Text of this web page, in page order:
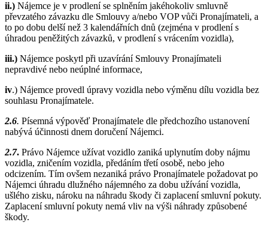
ii.) Nájemce je v prodlení se splněním jakéhokoliv smluvně
převzatého závazku dle Smlouvy a/nebo VOP vůči Pronajímateli, a
to po dobu delší než 3 kalendářních dnů (zejména v prodlení s
úhradou peněžitých závazků, v prodlení s vrácením vozidla),
iii.) Nájemce poskytl při uzavírání Smlouvy Pronajímateli
nepravdivé nebo neúplné informace,
iv.) Nájemce provedl úpravy vozidla nebo výměnu dílu vozidla bez
souhlasu Pronajímatele.
2.6. Písemná výpověď Pronajímatele dle předchozího ustanovení
nabývá účinnosti dnem doručení Nájemci.
2.7. Právo Nájemce užívat vozidlo zaniká uplynutím doby nájmu
vozidla, zničením vozidla, předáním třetí osobě, nebo jeho
odcizením. Tím ovšem nezaniká právo Pronajímatele požadovat po
Nájemci úhradu dlužného nájemného za dobu užívání vozidla,
ušlého zisku, nároku na náhradu škody či zaplacení smluvní pokuty.
Zaplacení smluvní pokuty nemá vliv na výši náhrady způsobené
škody.